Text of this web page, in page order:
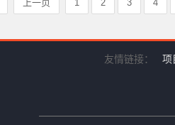
上一页 1 2 3 4
友情链接： 项